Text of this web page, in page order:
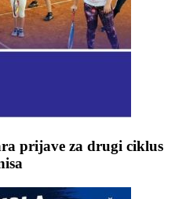
prijave za drugi ciklus